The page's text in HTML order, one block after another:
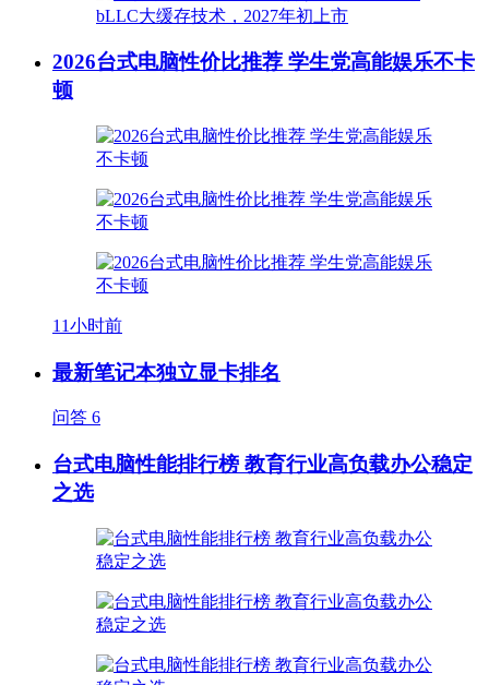
2026台式电脑性价比推荐 学生党高能娱乐不卡
顿
11小时前
最新笔记本独立显卡排名
问答 6
台式电脑性能排行榜 教育行业高负载办公稳定
之选